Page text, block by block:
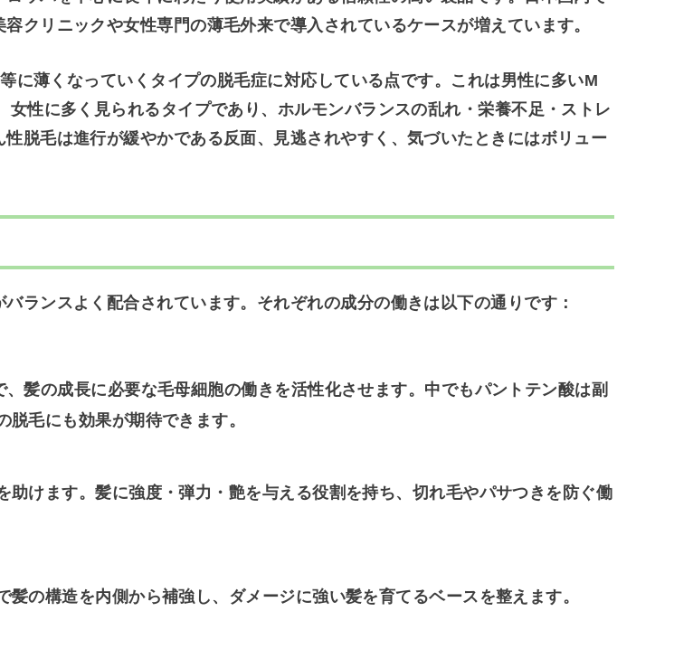
クリニックや女性専門の薄毛外来で導入されているケースが増えています。
に薄くなっていくタイプの脱毛症に対応している点です。これは男性に多いM
女性に多く見られるタイプであり、 ホルモンバランスの乱れ・栄養不足・ストレ
脱毛は進行が緩やかである反面、見逃されやすく、気づいたときにはボリュー
ランスよく配合されています。それぞれの成分の働きは以下の通りです：
髪の成長に必要な毛母細胞の働きを活性化させます。中でもパントテン酸は副
毛にも効果が期待できます。
けます。髪に強度・弾力・艶を与える役割を持ち、切れ毛やパサつきを防ぐ働
の構造を内側から補強し、ダメージに強い髪を育てるベースを整えます。